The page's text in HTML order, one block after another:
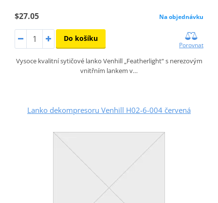
$27.05 Na objednávku
Do košíku
Porovnat
Vysoce kvalitní sytičové lanko Venhill „Featherlight“ s nerezovým
vnitřním lankem v…
Lanko dekompresoru Venhill H02-6-004 červená